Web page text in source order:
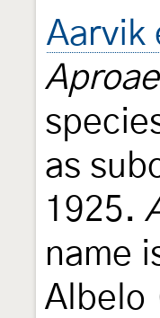
Aarvik
as
1925.
name
Albelo